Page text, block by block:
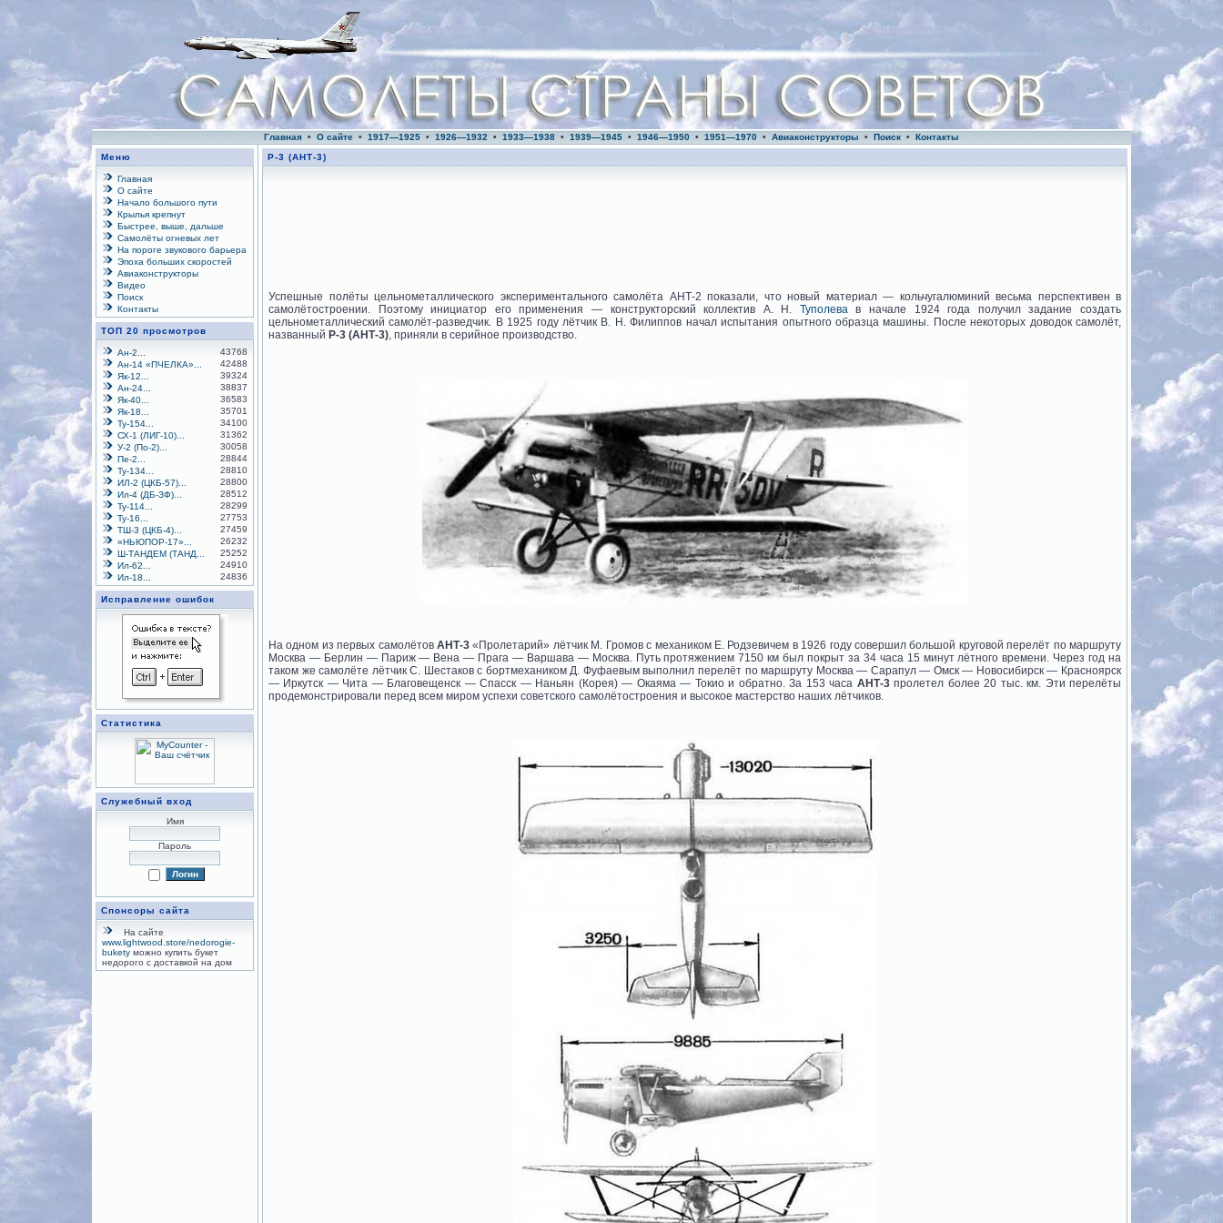
Главная • О сайте • 1917—1925 • 1926—1932 • 1933—1938 • 1939—1945 • 1946—1950 • 1951—1970 • Авиаконструкторы • Поиск • Контакты
Меню
Главная
О сайте
Начало большого пути
Крылья крепнут
Быстрее, выше, дальше
Самолёты огневых лет
На пороге звукового барьера
Эпоха больших скоростей
Авиаконструкторы
Видео
Поиск
Контакты
ТОП 20 просмотров
Ан-2...
43768
Ан-14 «ПЧЕЛКА»...
42488
Як-12...
39324
Ан-24...
38837
Як-40...
36583
Як-18...
35701
Ту-154...
34100
СХ-1 (ЛИГ-10)...
31362
У-2 (По-2)...
30058
Пе-2...
28844
Ту-134...
28810
ИЛ-2 (ЦКБ-57)...
28800
Ил-4 (ДБ-ЗФ)...
28512
Ту-114...
28299
Ту-16...
27753
ТШ-3 (ЦКБ-4)...
27459
«НЬЮПОР-17»...
26232
Ш-ТАНДЕМ (ТАНД...
25252
Ил-62...
24910
Ил-18...
24836
Исправление ошибок
Статистика
Служебный вход
Имя
Пароль
Спонсоры сайта
На сайте
www.lightwood.store/nedorogie-
bukety можно купить букет
недорого с доставкой на дом
Р-3 (АНТ-3)
Успешные полёты цельнометаллического экспериментального самолёта АНТ-2 показали, что новый материал — кольчугалюминий весьма перспективен в
самолётостроении. Поэтому инициатор его применения — конструкторский коллектив А. Н. Туполевав начале 1924 года получил задание создать
цельнометаллический самолёт-разведчик. В 1925 году лётчик В. Н. Филиппов начал испытания опытного образца машины. После некоторых доводок самолёт,
названный Р-3 (АНТ-3), приняли в серийное производство.
На одном из первых самолётовАНТ-3 «Пролетарий» лётчик М. Громов с механиком Е. Родзевичем в 1926 году совершил большой круговой перелёт по маршруту
Москва — Берлин — Париж — Вена — Прага — Варшава — Москва. Путь протяжением 7150 км был покрыт за 34 часа 15 минут лётного времени. Через год на
таком же самолёте лётчик С. Шестаков с бортмехаником Д. Фуфаевым выполнил перелёт по маршруту Москва — Сарапул — Омск — Новосибирск — Красноярск
— Иркутск — Чита — Благовещенск — Спасск — Наньян (Корея) — Окаяма — Токио и обратно. За 153 часа АНТ-3пролетел более 20 тыс. км. Эти перелёты
продемонстрировали перед всем миром успехи советского самолётостроения и высокое мастерство наших лётчиков.